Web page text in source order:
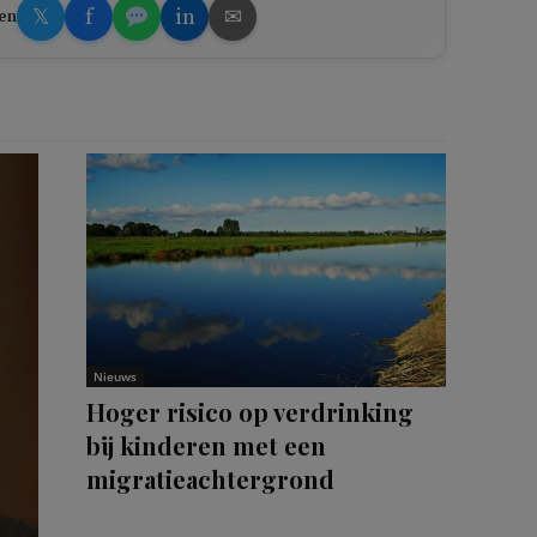
𝕏 f in ✉
Nieuws
Hoger risico op verdrinking
bij kinderen met een
migratieachtergrond